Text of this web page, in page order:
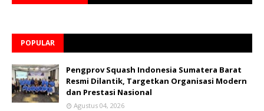
POPULAR
Pengprov Squash Indonesia Sumatera Barat
Resmi Dilantik, Targetkan Organisasi Modern
dan Prestasi Nasional
Agustus 04, 2026